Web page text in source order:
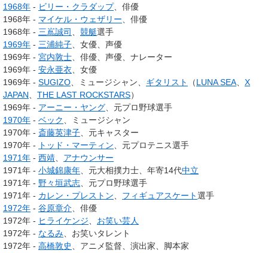
1968年 - ビリー・クラダップ、俳優
1968年 - マイケル・ウェザリー 、俳優
1968年 - 三嶌誠司 競艇選手
1969年 - 三浦純子 、女優、声優
1969年 - 宮内敦士 、俳優、声優、ナレーター
1969年 - 安永亜衣 、女優
1969年 - SUGIZO 、ミュージシャン、 ギタリスト （LUNA SEA
X
JAPAN
THE LAST ROCKSTARS）
1969年 - アーニー・ヤング 、元プロ野球選手
1970年 - ベック
、ミュージシャン
1970年 - 斎藤英津子 、元キャスター
1970年 -
トッド・マーティン 、元プロテニス選手
1971年 - 西靖
アナウンサー
1971年 - 小城錦康年 、元大相撲力士、年寄14代中立
1971年 - 野々垣武志 、元プロ野球選手
1971年 - カレン・プレストン フィギュアスケート選手
1972年 - 谷原章介 、俳優
1972年 - ヒライケンジ
お笑い芸人
1972年 - なるみ 、お笑いタレント
1972年 - 高橋敦史
、アニメ監督、演出家、脚本家